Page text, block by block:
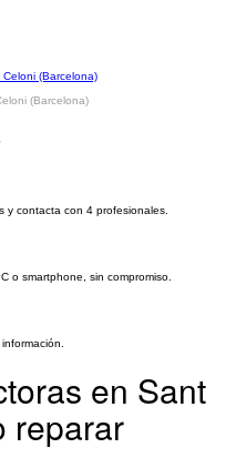
Celoni (Barcelona)
(Barcelona)
y contacta con 4 profesionales.
o smartphone, sin compromiso.
en Sant
reparar